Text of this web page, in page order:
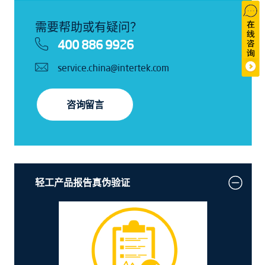
需要帮助或有疑问？
400 886 9926
service.china@intertek.com
咨询留言
轻工产品报告真伪验证